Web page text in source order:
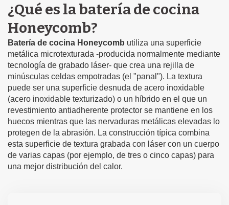
¿Qué es la batería de cocina
Honeycomb?
Batería de cocina Honeycomb utiliza una superficie
metálica microtexturada -producida normalmente mediante
tecnología de grabado láser- que crea una rejilla de
minúsculas celdas empotradas (el "panal"). La textura
puede ser una superficie desnuda de acero inoxidable
(acero inoxidable texturizado) o un híbrido en el que un
revestimiento antiadherente protector se mantiene en los
huecos mientras que las nervaduras metálicas elevadas lo
protegen de la abrasión. La construcción típica combina
esta superficie de textura grabada con láser con un cuerpo
de varias capas (por ejemplo, de tres o cinco capas) para
una mejor distribución del calor.